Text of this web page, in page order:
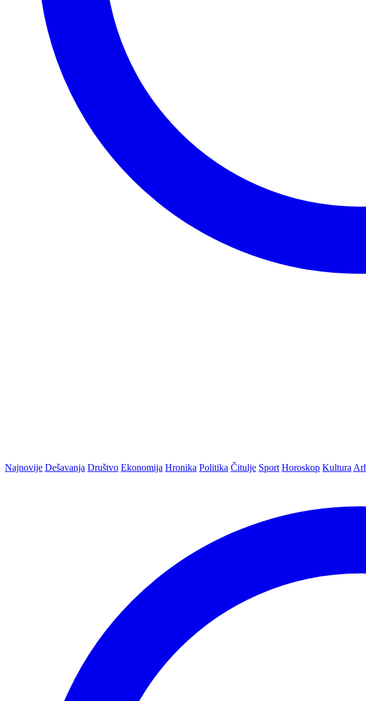
Najnovije Dešavanja Društvo Ekonomija Hronika Politika Čitulje Sport Horoskop Kultura